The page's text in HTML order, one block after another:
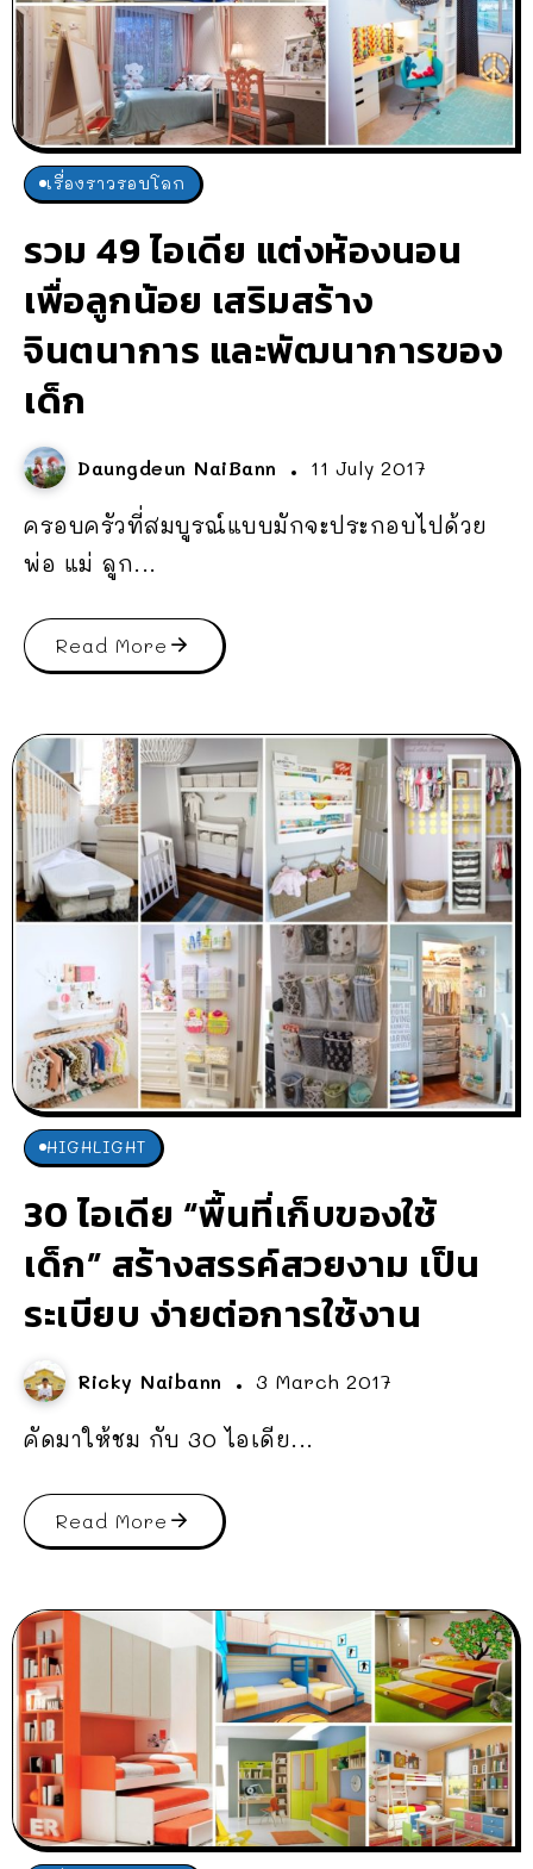
เรื่องราวรอบโลก
รวม 49 ไอเดีย แต่งห้องนอน
เพื่อลูกน้อย เสริมสร้าง
จินตนาการ และพัฒนาการของ
เด็ก
Daungdeun NaiBann 11 July 2017
ครอบครัวที่สมบูรณ์แบบมักจะประกอบไปด้วย
พ่อ แม่ ลูก...
Read More
HIGHLIGHT
30 ไอเดีย “พื้นที่เก็บของใช้
เด็ก” สร้างสรรค์สวยงาม เป็น
ระเบียบ ง่ายต่อการใช้งาน
Ricky Naibann 3 March 2017
คัดมาให้ชม กับ 30 ไอเดีย...
Read More